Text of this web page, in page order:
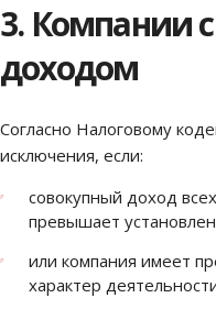
3. Компании
доходом
Согласно Налоговому
исключения, если:
совокупный доход
превышает
или компания имеет
характер